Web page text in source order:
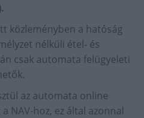
közleményben a hatóság
nélküli étel- és
csak automata felügyeleti
az automata online
NAV-hoz, ez által azonnal